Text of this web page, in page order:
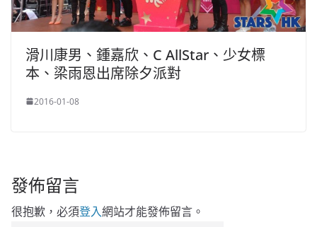
滑川康男、鍾嘉欣、C AllStar、少女標
本、梁雨恩出席除夕派對
2016-01-08
發佈留言
很抱歉，必須登入網站才能發佈留言。